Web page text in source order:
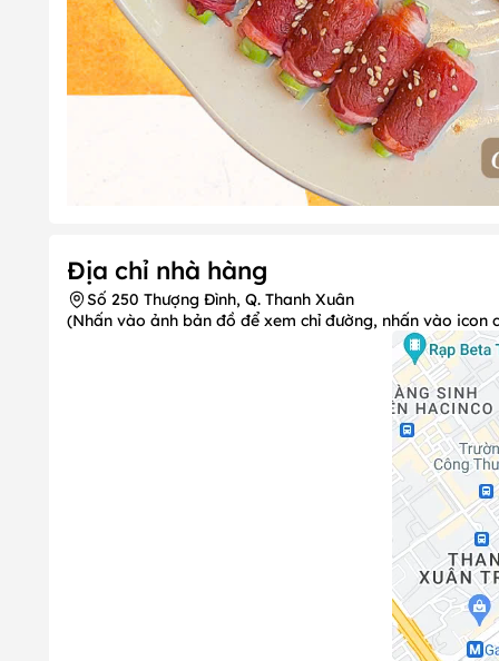
Địa chỉ nhà hàng
Số 250 Thượng Đình, Q. Thanh Xuân
(Nhấn vào ảnh bản đồ để xem chỉ đường, nhấn vào icon